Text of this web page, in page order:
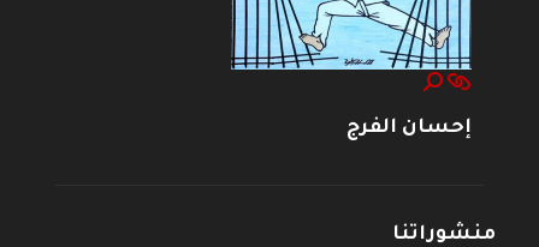
إحسان الفرج
منشوراتنا